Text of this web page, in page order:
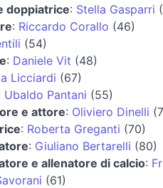
doppiatrice: Stella Gasparri
: Riccardo Corallo (46)
(54)
: Daniele Vit (48)
Licciardi (67)
Ubaldo Pantani (55)
e attore: Oliviero Dinelli
: Roberta Greganti (70)
: Giuliano Bertarelli (80)
e allenatore di calcio:
(61)